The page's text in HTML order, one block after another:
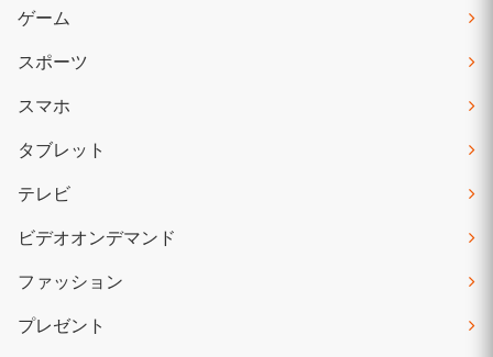
ゲーム
スポーツ
スマホ
タブレット
テレビ
ビデオオンデマンド
ファッション
プレゼント